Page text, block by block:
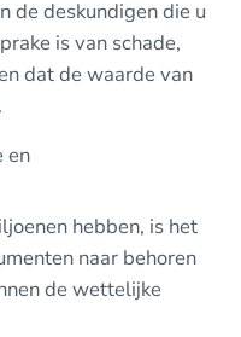
de deskundigen die u
is van schade,
dat de waarde van
en
hebben, is het
naar behoren
de wettelijke